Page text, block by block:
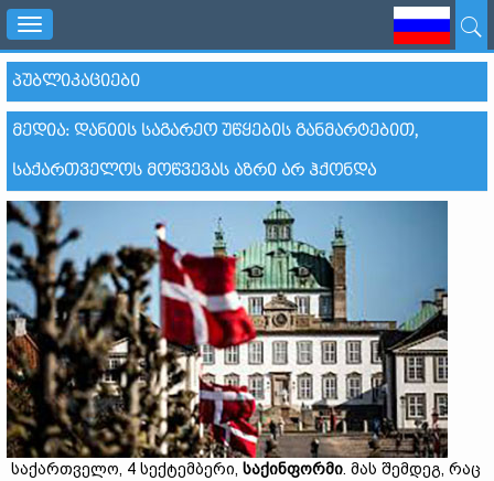
Toggle
navigation
ᲞᲣᲑᲚᲘᲙᲐᲪᲘᲔᲑᲘ
ᲛᲔᲓᲘᲐ: ᲓᲐᲜᲘᲘᲡ ᲡᲐᲒᲐᲠᲔᲝ ᲣᲬᲧᲔᲑᲘᲡ ᲒᲐᲜᲛᲐᲠᲢᲔᲑᲘᲗ,
ᲡᲐᲥᲐᲠᲗᲕᲔᲚᲝᲡ ᲛᲝᲬᲕᲔᲕᲐᲡ ᲐᲖᲠᲘ ᲐᲠ ᲰᲥᲝᲜᲓᲐ
საქართველო, 4 სექტემბერი, საქინფორმი. მას შემდეგ, რაც